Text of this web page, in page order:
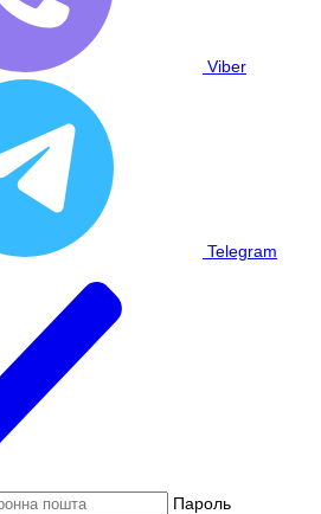
Viber
Telegram
Пароль